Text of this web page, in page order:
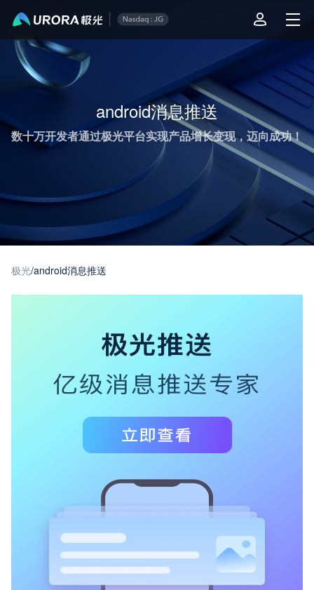
android消息推送
数十万开发者通过极光平台实现产品增长变现，迈向成功！
极光/android消息推送